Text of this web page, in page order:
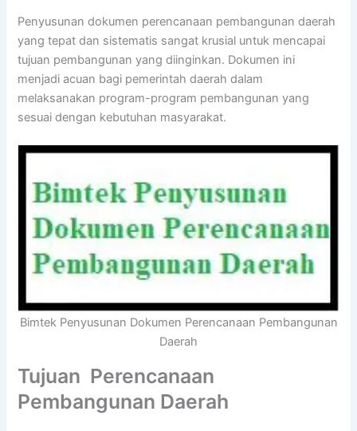
Penyusunan dokumen perencanaan pembangunan daerah
yang tepat dan sistematis sangat krusial untuk mencapai
tujuan pembangunan yang diinginkan. Dokumen ini
menjadi acuan bagi pemerintah daerah dalam
melaksanakan program-program pembangunan yang
sesuai dengan kebutuhan masyarakat.
Bimtek Penyusunan Dokumen Perencanaan Pembangunan
Daerah
Tujuan Perencanaan
Pembangunan Daerah